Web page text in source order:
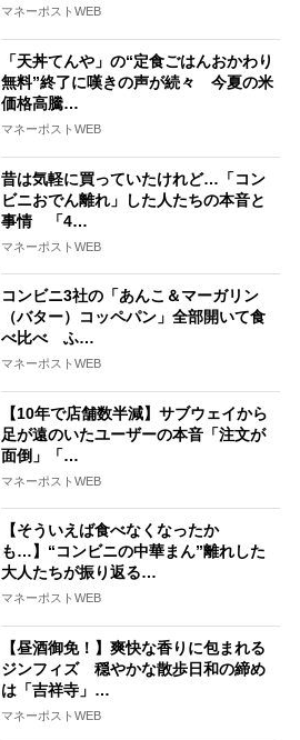
マネーポストWEB
「天丼てんや」の“定食ごはんおかわり
無料”終了に嘆きの声が続々 今夏の米
価格高騰…
マネーポストWEB
昔は気軽に買っていたけれど…「コン
ビニおでん離れ」した人たちの本音と
事情 「4…
マネーポストWEB
コンビニ3社の「あんこ＆マーガリン
（バター）コッペパン」全部開いて食
べ比べ ふ…
マネーポストWEB
【10年で店舗数半減】サブウェイから
足が遠のいたユーザーの本音「注文が
面倒」「…
マネーポストWEB
【そういえば食べなくなったか
も…】“コンビニの中華まん”離れした
大人たちが振り返る…
マネーポストWEB
【昼酒御免！】爽快な香りに包まれる
ジンフィズ 穏やかな散歩日和の締め
は「吉祥寺」…
マネーポストWEB